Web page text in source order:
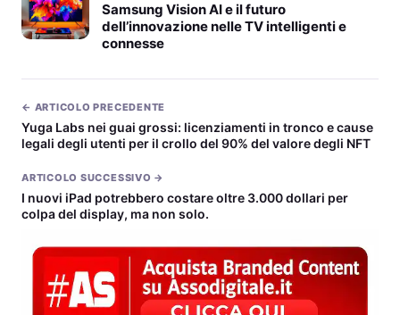
Samsung Vision AI e il futuro
dell’innovazione nelle TV intelligenti e
connesse
← ARTICOLO PRECEDENTE
Yuga Labs nei guai grossi: licenziamenti in tronco e cause
legali degli utenti per il crollo del 90% del valore degli NFT
ARTICOLO SUCCESSIVO →
I nuovi iPad potrebbero costare oltre 3.000 dollari per
colpa del display, ma non solo.